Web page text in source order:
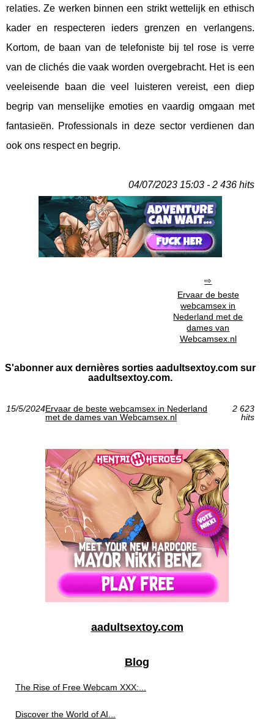
relaties. Ze werken binnen een strikt wettelijk en ethisch
kader en respecteren ieders grenzen en verlangens.
Kortom, de baan van de telefoniste bij tel rose is verre
van de clichés die vaak worden overgebracht. Het is een
veeleisende baan die veel luisteren vereist, een diep
begrip van menselijke emoties en vaardig omgaan met
fantasieën. Professionals in deze sector verdienen dan
ook ons ​​respect en begrip.
04/07/2023 15:03 - 2 436 hits
Ervaar de beste
webcamsex in
Nederland met de
dames van
Webcamsex.nl
S'abonner aux dernières sorties aadultsextoy.com sur
aadultsextoy.com.
15/5/2024Ervaar de beste webcamsex in Nederland
met de dames van Webcamsex.nl
2 623
hits
aadultsextoy.com
Blog
The Rise of Free Webcam XXX:...
Discover the World of AI...